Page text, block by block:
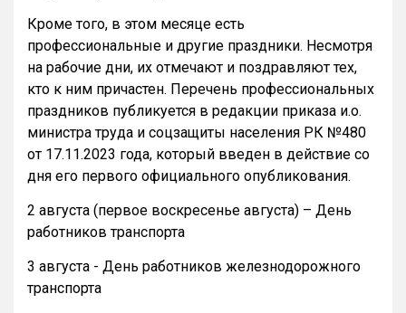
Кроме того, в этом месяце есть
профессиональные и другие праздники. Несмотря
на рабочие дни, их отмечают и поздравляют тех,
кто к ним причастен. Перечень профессиональных
праздников публикуется в редакции приказа и.о.
министра труда и соцзащиты населения РК №480
от 17.11.2023 года, который введен в действие со
дня его первого официального опубликования.
2 августа (первое воскресенье августа) – День
работников транспорта
3 августа - День работников железнодорожного
транспорта